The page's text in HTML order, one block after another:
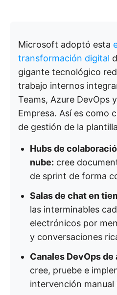
Microsoft adoptó esta
transformación digital
gigante tecnológico
trabajo internos
Teams, Azure DevOps
Empresa. Así es como
de gestión de la
Hubs de
nube: cree
de sprint de forma
Salas de chat en
las interminables
electrónicos por
y conversaciones
Canales DevOps
cree, pruebe e
intervención manual